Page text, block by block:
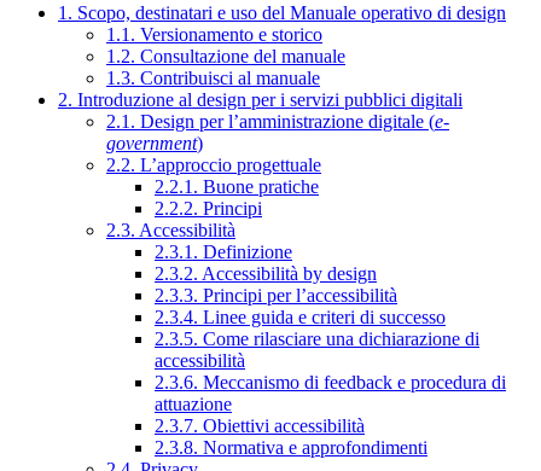
1. Scopo, destinatari e uso del Manuale operativo di design
1.1. Versionamento e storico
1.2. Consultazione del manuale
1.3. Contribuisci al manuale
2. Introduzione al design per i servizi pubblici digitali
2.1. Design per l’amministrazione digitale (e-
government)
2.2. L’approccio progettuale
2.2.1. Buone pratiche
2.2.2. Principi
2.3. Accessibilità
2.3.1. Definizione
2.3.2. Accessibilità by design
2.3.3. Principi per l’accessibilità
2.3.4. Linee guida e criteri di successo
2.3.5. Come rilasciare una dichiarazione di
accessibilità
2.3.6. Meccanismo di feedback e procedura di
attuazione
2.3.7. Obiettivi accessibilità
2.3.8. Normativa e approfondimenti